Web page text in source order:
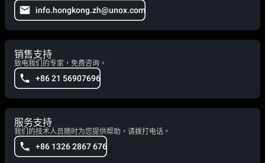
info.hongkong.zh@unox.com
销售支持
致电我们的专家，免费咨询。
+86 21 56907696
服务支持
我们的技术人员随时为您提供帮助，请拨打电话。
+86 1326 2867 676